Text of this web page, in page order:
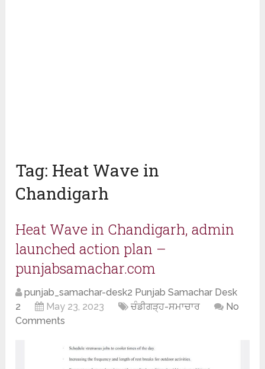
Tag: Heat Wave in
Chandigarh
Heat Wave in Chandigarh, admin
launched action plan –
punjabsamachar.com
punjab_samachar-desk2 Punjab Samachar Desk
2
May 23, 2023 ਚੰਡੀਗੜ੍ਹ-ਸਮਾਚਾਰ
No
Comments